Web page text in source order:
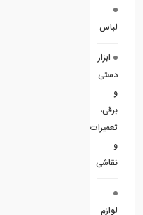
لباس
ابزار
دستی
و
برقی،
تعمیرات
و
نقاشی
لوازم